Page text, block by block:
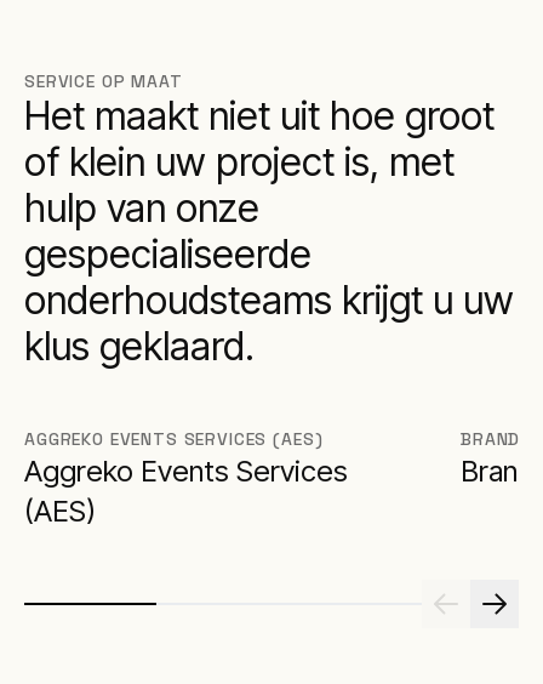
SERVICE OP MAAT
Het maakt niet uit hoe groot
of klein uw project is, met
hulp van onze
gespecialiseerde
onderhoudsteams krijgt u uw
klus geklaard.
AGGREKO EVENTS SERVICES (AES)
Aggreko Events Services
(AES)